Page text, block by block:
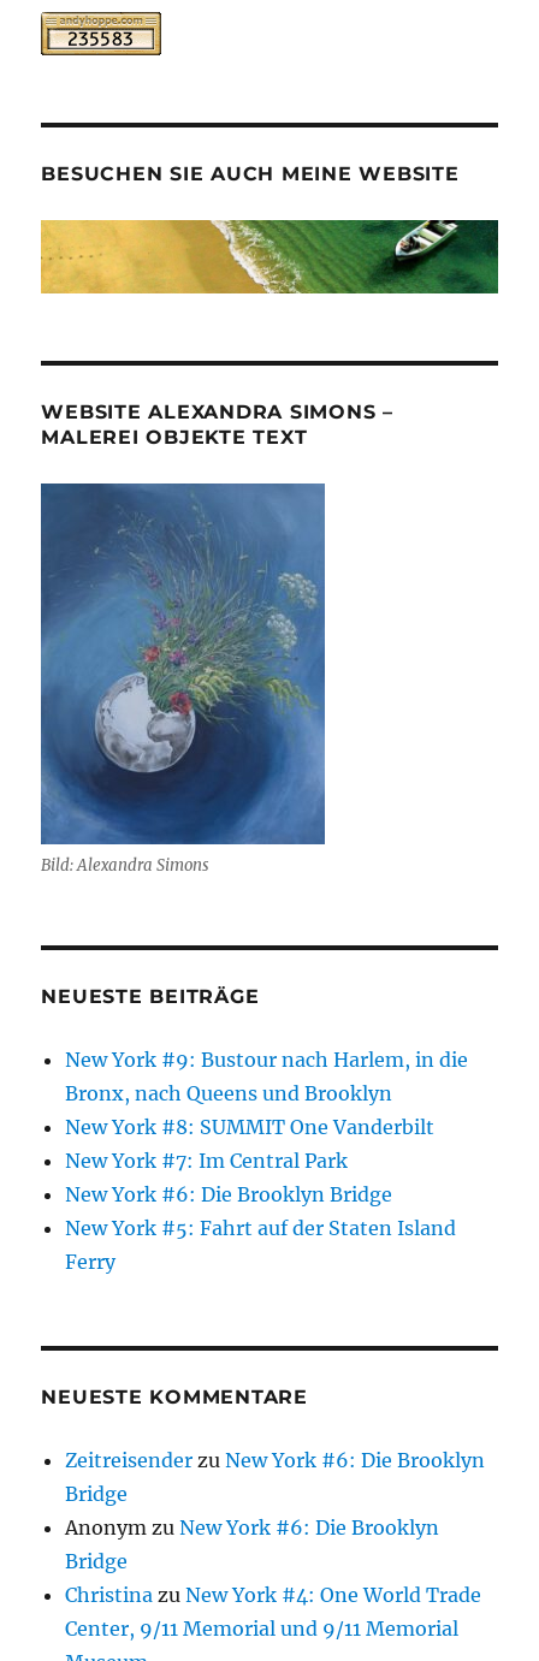
BESUCHEN SIE AUCH MEINE WEBSITE
WEBSITE ALEXANDRA SIMONS –
MALEREI OBJEKTE TEXT
Bild: Alexandra Simons
NEUESTE BEITRÄGE
New York #9: Bustour nach Harlem, in die
Bronx, nach Queens und Brooklyn
New York #8: SUMMIT One Vanderbilt
New York #7: Im Central Park
New York #6: Die Brooklyn Bridge
New York #5: Fahrt auf der Staten Island
Ferry
NEUESTE KOMMENTARE
Zeitreisender zuNew York #6: Die Brooklyn
Bridge
Anonym zuNew York #6: Die Brooklyn
Bridge
Christina zuNew York #4: One World Trade
Center, 9/11 Memorial und 9/11 Memorial